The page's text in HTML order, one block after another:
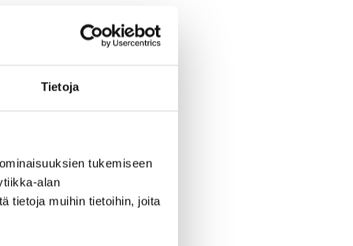
Tietoja
tukemiseen
alan
tietoja muihin tietoihin, joita
Manner-
sekä
suurta